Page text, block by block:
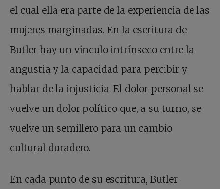
el cual ella era parte de la experiencia de las
mujeres marginadas. En la escritura de
Butler hay un vínculo intrínseco entre la
angustia y la capacidad para percibir y
hablar de la injusticia. El dolor personal se
vuelve un dolor político que, a su turno, se
vuelve un semillero para un cambio
cultural duradero.
En cada punto de su escritura, Butler